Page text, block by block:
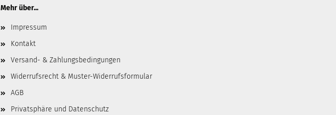
Mehr über...
Impressum
Kontakt
Versand- & Zahlungsbedingungen
Widerrufsrecht & Muster-Widerrufsformular
AGB
Privatsphäre und Datenschutz